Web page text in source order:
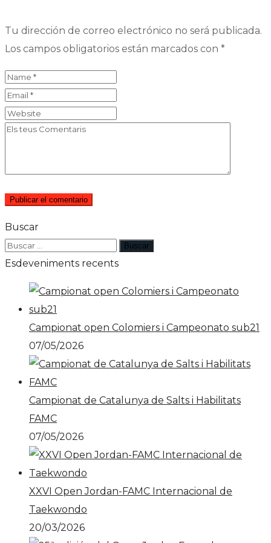
Tu dirección de correo electrónico no será publicada.
Los campos obligatorios están marcados con *
Buscar
Esdeveniments recents
Campionat open Colomiers i Campeonato sub21
07/05/2026
Campionat de Catalunya de Salts i Habilitats
FAMC
07/05/2026
XXVI Open Jordan-FAMC Internacional de
Taekwondo
20/03/2026